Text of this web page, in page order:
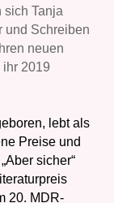
sich Tanja
und Schreiben
neuen
ihr 2019
lebt als
Preise und
sicher“
20. MDR-